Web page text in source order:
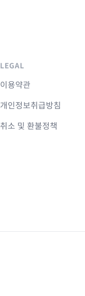
LEGAL
이용약관
개인정보취급방침
취소 및 환불정책